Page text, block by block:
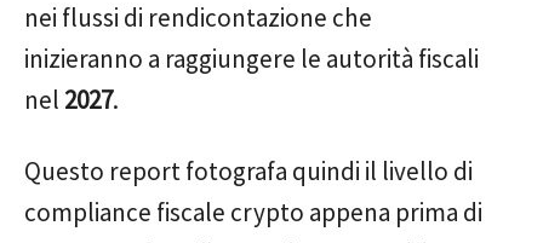
nei flussi di rendicontazione che
inizieranno a raggiungere le autorità fiscali
nel 2027.
Questo report fotografa quindi il livello di
compliance fiscale crypto appena prima di